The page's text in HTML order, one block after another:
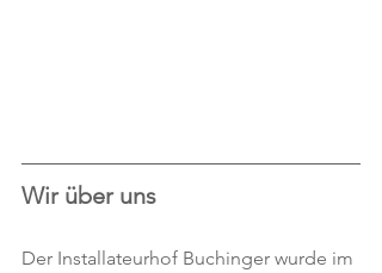
Wir über uns
Der Installateurhof Buchinger wurde im